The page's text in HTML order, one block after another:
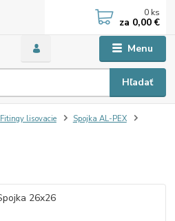
Menu
Hľadať
0 ks
za 0,00 €
Fitingy lisovacie
Spojka AL-PEX